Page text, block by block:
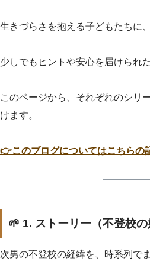
生きづらさを抱える子どもたちに、
少しでもヒントや安心を届けられ
このページから、それぞれのシリ
けます。
👉このブログについてはこちらの
🌱 1. ストーリー（不登校の
次男の不登校の経緯を、時系列で